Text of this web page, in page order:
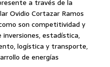
a través de la
Ovidio Cortazar Ramos
son competitividad y
estadística,
logística y transporte,
de energías